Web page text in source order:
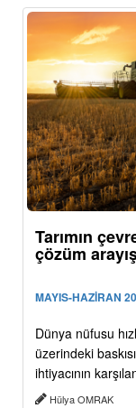
Tarımın
çözüm
MAYIS-HAZİRAN
Dünya nüfusu
üzerindeki
ihtiyacının
Hülya OMRAK